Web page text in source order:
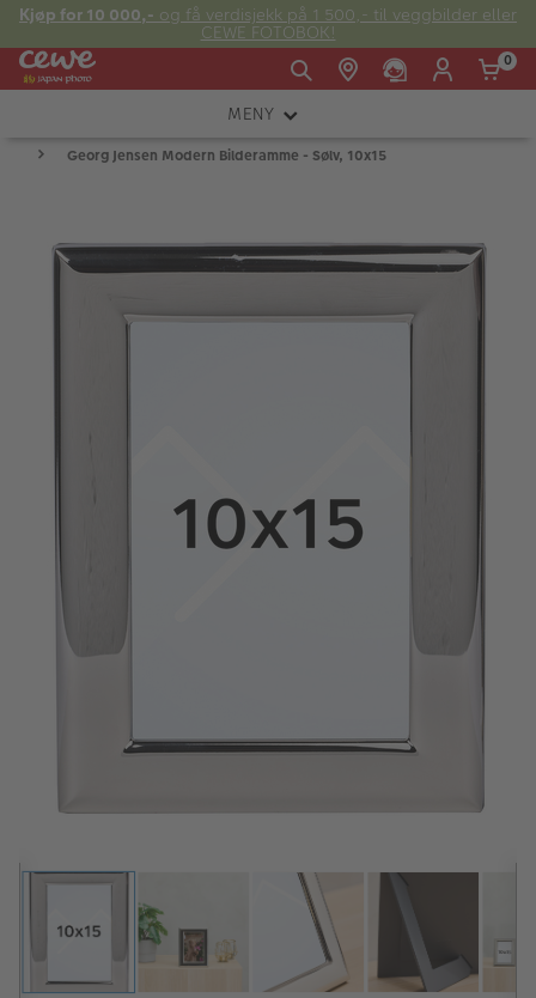
Kjøp for 10 000,- og få verdisjekk på 1 500,- til veggbilder eller
CEWE FOTOBOK!
Fre:
20:00
Søndag:
kundeservice@japanphoto.no
0
MENY
KAMERA
FOTOTILBEHØR
Kampanjer
Merker
Bildeprodukter
Fotokurs
Inspirasjon
Butikkoversikt
Georg Jensen Modern Bilderamme - Sølv, 10x15